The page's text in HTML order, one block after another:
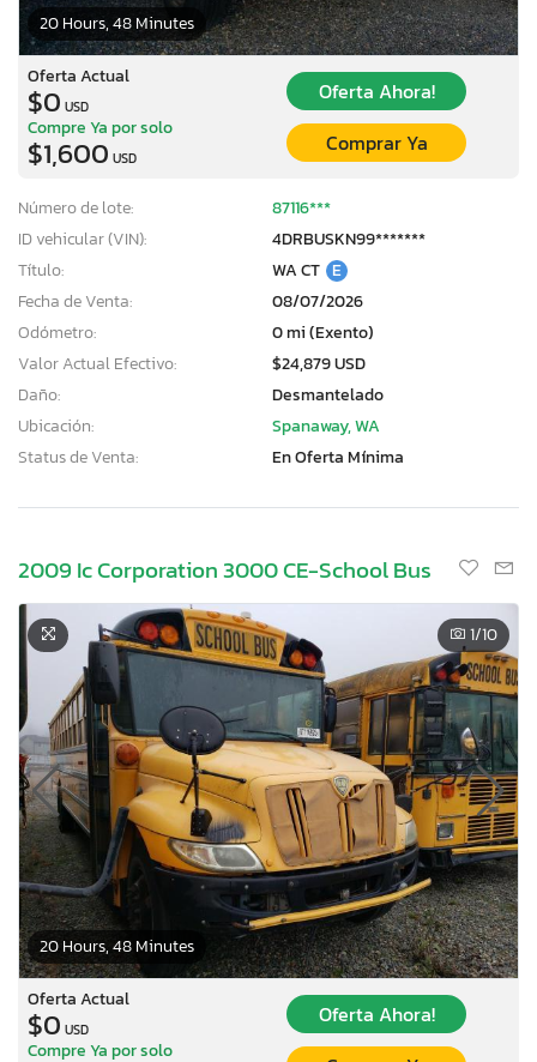
20 Hours, 48 Minutes
Oferta Actual
$0 USD
Oferta Ahora!
Compre Ya por solo
$1,600 USD
Comprar Ya
Número de lote:
87116***
ID vehicular (VIN):
4DRBUSKN99*******
Título:
WA CT E
Fecha de Venta:
08/07/2026
Odómetro:
0 mi (Exento)
Valor Actual Efectivo:
$24,879 USD
Daño:
Desmantelado
Ubicación:
Spanaway, WA
Status de Venta:
En Oferta Mínima
2009 Ic Corporation 3000 CE-School Bus
20 Hours, 48 Minutes
1/10
Oferta Actual
$0 USD
Oferta Ahora!
Compre Ya por solo